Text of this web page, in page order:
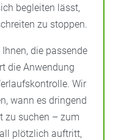
begleiten lässt,
zu stoppen.
die passende
die Anwendung
Wir
wann es dringend
zu suchen – zum
plötzlich auftritt,